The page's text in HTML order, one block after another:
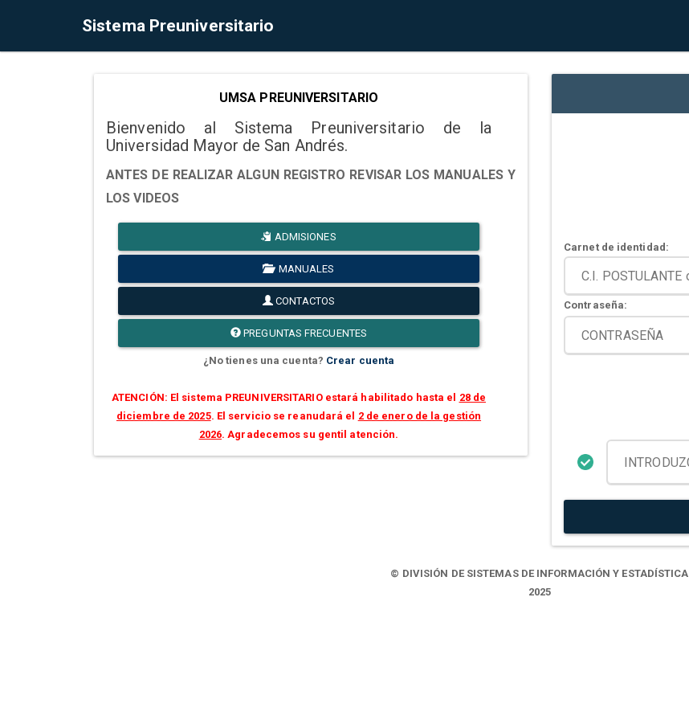
Sistema Preuniversitario
UMSA PREUNIVERSITARIO
Bienvenido al Sistema Preuniversitario de la
Universidad Mayor de San Andrés.
ANTES DE REALIZAR ALGUN REGISTRO REVISAR LOS MANUALES Y
LOS VIDEOS
ADMISIONES
MANUALES
CONTACTOS
PREGUNTAS FRECUENTES
¿No tienes una cuenta? Crear cuenta
ATENCIÓN: El sistema PREUNIVERSITARIO estará habilitado hasta el 28 de
diciembre de 2025. El servicio se reanudará el 2 de enero de la gestión
2026. Agradecemos su gentil atención.
Carnet de identidad:
Contraseña:
© DIVISIÓN DE SISTEMAS DE INFORMACIÓN Y ESTADÍSTICA
2025